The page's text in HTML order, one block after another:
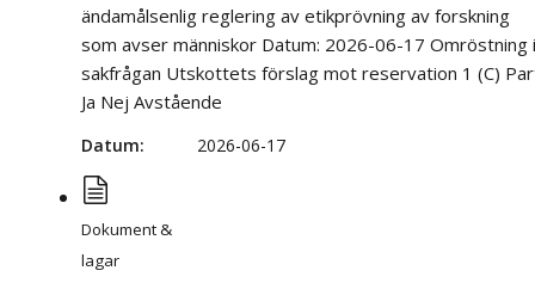
ändamålsenlig reglering av etikprövning av forskning
som avser människor Datum: 2026-06-17 Omröstning i
sakfrågan Utskottets förslag mot reservation 1 (C)
Ja Nej Avstående
Datum 2026-06-17
Dokument &
lagar